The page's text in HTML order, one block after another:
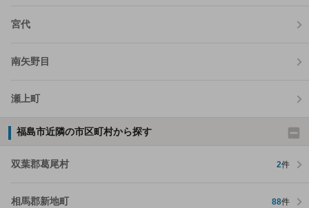
宮代
南矢野目
瀬上町
福島市近隣の市区町村から探す
双葉郡葛尾村 2件
相馬郡新地町 88件